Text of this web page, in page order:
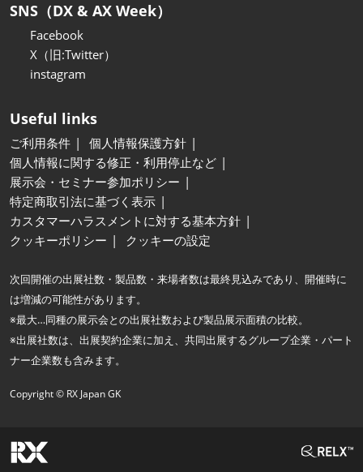
SNS（DX & AX Week）
Facebook
X（旧:Twitter）
instagram
Useful links
ご利用条件
個人情報保護方針
個人情報に関する修正・利用停止など
展示会・セミナー参加ポリシー
特定商取引法に基づく表示
カスタマーハラスメントに対する基本方針
クッキーポリシー
クッキーの設定
次回開催の出展社数・製品数・来場者数は最終見込みであり、開催時に
は増減の可能性があります。
※最大…同種の展示会との出展社数および製品展示面積の比較。
※出展社数は、出展契約企業に加え、共同出展するグループ企業・パート
ナー企業数も含みます。
Copyright © RX Japan GK